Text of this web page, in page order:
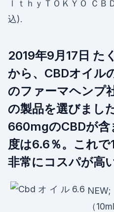
ｌｔｈｙＴＯＫＹＯ Ｃ
込).
2019年9月17日 た
から、CBDオイル
のファーマヘンプ
の製品を選びまし
660mgのCBDが
度は6.6％。これ
非常にコスパが高
NEW;
（